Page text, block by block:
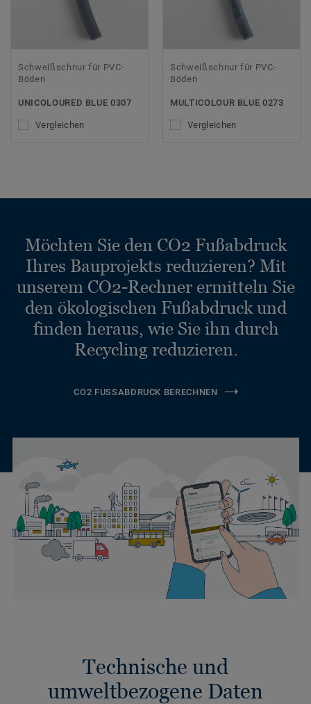
Schweißschnur für PVC-
Böden
UNICOLOURED BLUE 0307
Vergleichen
Schweißschnur für PVC-
Böden
MULTICOLOUR BLUE 0273
Vergleichen
Möchten Sie den CO2 Fußabdruck
Ihres Bauprojekts reduzieren? Mit
unserem CO2-Rechner ermitteln Sie
den ökologischen Fußabdruck und
finden heraus, wie Sie ihn durch
Recycling reduzieren.
CO2 FUSSABDRUCK BERECHNEN
Technische und
umweltbezogene Daten